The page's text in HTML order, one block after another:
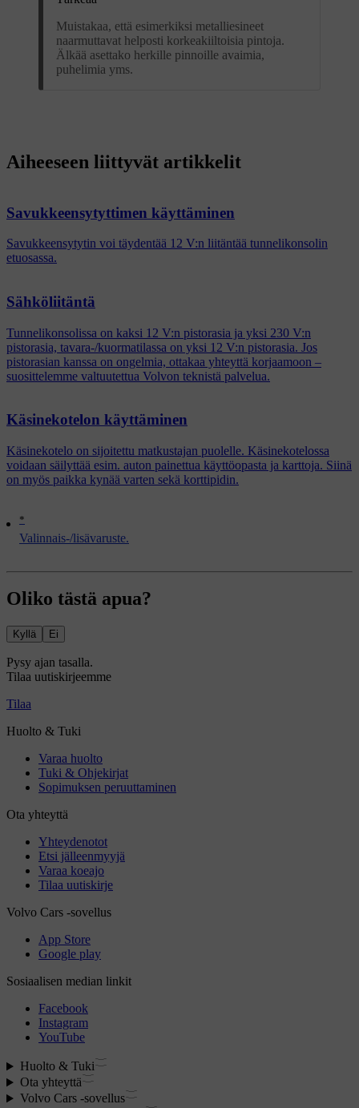
Muistakaa, että esimerkiksi metalliesineet
naarmuttavat helposti korkeakiiltoisia pintoja.
Älkää asettako herkille pinnoille avaimia,
puhelimia yms.
*
Valinnais-/lisävaruste.
Aiheeseen liittyvät artikkelit
Savukkeensytyttimen käyttäminen
Savukkeensytytin voi täydentää 12 V:n liitäntää tunnelikonsolin
etuosassa.
Sähköliitäntä
Tunnelikonsolissa on kaksi 12 V:n pistorasia ja yksi 230 V:n
pistorasia, tavara-/kuormatilassa on yksi 12 V:n pistorasia. Jos
pistorasian kanssa on ongelmia, ottakaa yhteyttä korjaamoon –
suosittelemme valtuutettua Volvon teknistä palvelua.
Käsinekotelon käyttäminen
Käsinekotelo on sijoitettu matkustajan puolelle. Käsinekotelossa
voidaan säilyttää esim. auton painettua käyttöopasta ja karttoja. Siinä
on myös paikka kynää varten sekä korttipidin.
Oliko tästä apua?
Kyllä Ei